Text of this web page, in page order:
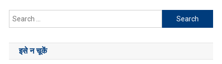
Search
for:
इसे न चूकें